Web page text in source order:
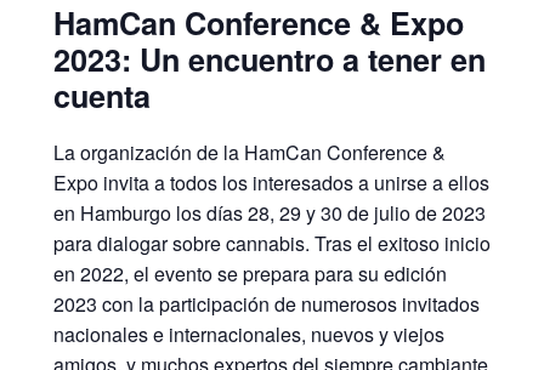
HamCan Conference & Expo
2023: Un encuentro a tener en
cuenta
La organización de la HamCan Conference &
Expo invita a todos los interesados a unirse a ellos
en Hamburgo los días 28, 29 y 30 de julio de 2023
para dialogar sobre cannabis. Tras el exitoso inicio
en 2022, el evento se prepara para su edición
2023 con la participación de numerosos invitados
nacionales e internacionales, nuevos y viejos